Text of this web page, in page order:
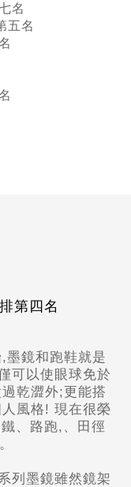
名
五名
第四名
墨鏡和跑鞋就是
可以使眼球免於
乾澀外;更能搭
風格! 現在很榮
、路跑,、田徑
列墨鏡雖然鏡架